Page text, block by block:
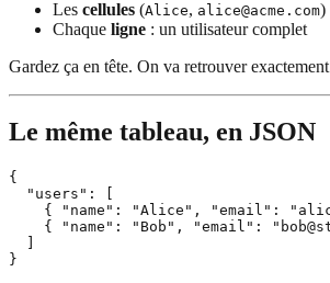
Les cellules (Alice, alice@acme.com)
Chaque ligne : un utilisateur complet
Gardez ça en tête. On va retrouver
Le même tableau, en JSON
{
  "users": [
{ "name": "Alice", "email":
{ "name": "Bob", "email":